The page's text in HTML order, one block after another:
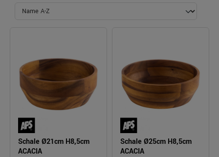
Schale Ø21cm H8,5cm
ACACIA
Schale Ø25cm H8,5cm
ACACIA